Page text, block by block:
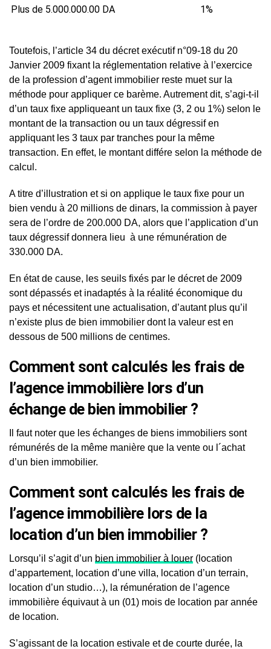
Plus de 5.000.000.00 DA
1%
Toutefois, l’article 34 du décret exécutif n°09-18 du 20
Janvier 2009 fixant la réglementation relative à l’exercice
de la profession d’agent immobilier reste muet sur la
méthode pour appliquer ce barème. Autrement dit, s’agi-t-il
d’un taux fixe appliqueant un taux fixe (3, 2 ou 1%) selon le
montant de la transaction ou un taux dégressif en
appliquant les 3 taux par tranches pour la même
transaction. En effet, le montant différe selon la méthode de
calcul.
A titre d’illustration et si on applique le taux fixe pour un
bien vendu à 20 millions de dinars, la commission à payer
sera de l’ordre de 200.000 DA, alors que l’application d’un
taux dégressif donnera lieu à une rémunération de
330.000 DA.
En état de cause, les seuils fixés par le décret de 2009
sont dépassés et inadaptés à la réalité économique du
pays et nécessitent une actualisation, d’autant plus qu’il
n’existe plus de bien immobilier dont la valeur est en
dessous de 500 millions de centimes.
Comment sont calculés les frais de
l’agence immobilière lors d’un
échange de bien immobilier ?
Il faut noter que les échanges de biens immobiliers sont
rémunérés de la même manière que la vente ou l´achat
d’un bien immobilier.
Comment sont calculés les frais de
l’agence immobilière lors de la
location d’un bien immobilier ?
Lorsqu’il s’agit d’un bien immobilier à louer (location
d’appartement, location d’une villa, location d’un terrain,
location d’un studio…), la rémunération de l’agence
immobilière équivaut à un (01) mois de location par année
de location.
S’agissant de la location estivale et de courte durée, la